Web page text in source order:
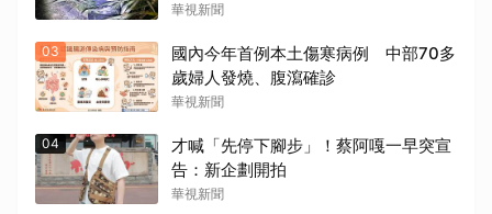
華視新聞
03
國內今年首例本土傷寒病例 中部70多
歲婦人發燒、腹瀉確診
華視新聞
04
才喊「先停下腳步」！蔡阿嘎一早突宣
告：新企劃開拍
華視新聞